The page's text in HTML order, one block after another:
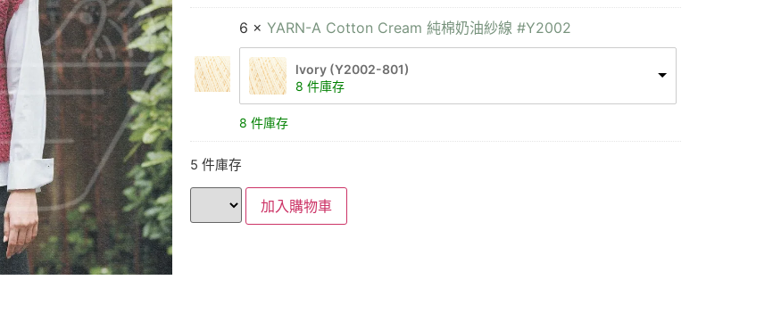
6 × YARN-A Cotton Cream 純棉奶油紗線 #Y2002
lvory (Y2002-801)
8 件庫存
8 件庫存
5 件庫存
加入購物車